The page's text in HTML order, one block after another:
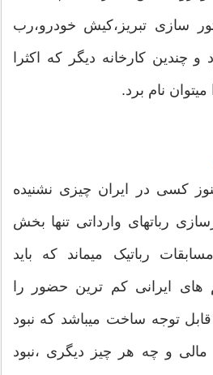
سازی تبریز،کیش خودرو،رب
و چندین کارخانه دیگر که اکثرا
نام برد.
کسی در ایران چیزی نشنیده
رباتهای وارداتی تنها بخش
رباتیک میماند که باید
ایرانی کم ترین حضور را
قابل توجه ساخت میباشد که نبود
و چه هر چیز دیگری ،نبود